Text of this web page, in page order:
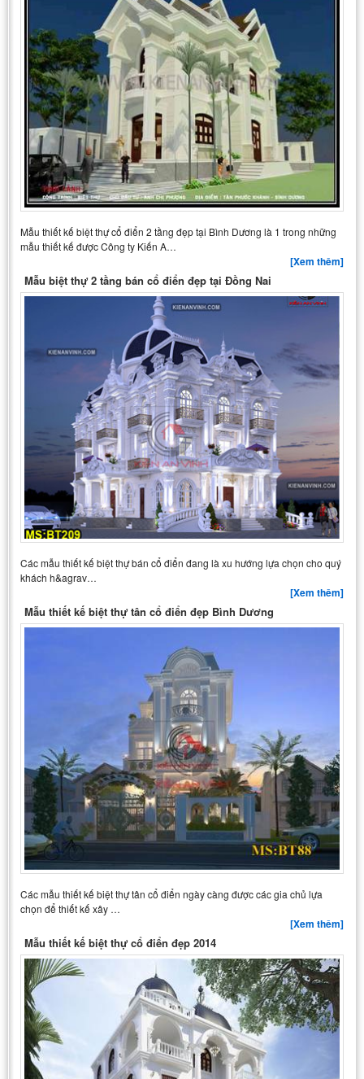
Mẫu thiết kế biệt thự cổ điển 2 tầng đẹp tại Bình Dương là 1 trong những
mẫu thiết kế được Công ty Kiến A…
[Xem thêm]
Mẫu biệt thự 2 tầng bán cổ điển đẹp tại Đồng Nai
Các mẫu thiết kế biệt thự bán cổ điển đang là xu hướng lựa chọn cho quý
khách h&agrav…
[Xem thêm]
Mẫu thiết kế biệt thự tân cổ điển đẹp Bình Dương
Các mẫu thiết kế biệt thự tân cổ điển ngày càng được các gia chủ lựa
chọn để thiết kế xây …
[Xem thêm]
Mẫu thiết kế biệt thự cổ điển đẹp 2014